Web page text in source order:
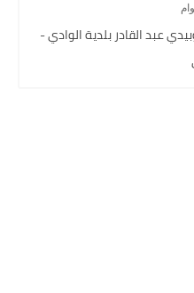
عبد القادر بلدية الوادي -